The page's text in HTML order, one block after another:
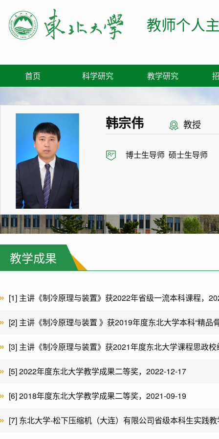
教师个人
首页 科学研究 教学研究
韩宗伟 教授
博士生导师 硕士生导师
教学成果
[1] 主讲《制冷原理与装置》获2022年省级一流本科课程，
[2] 主讲《制冷原理与装置 》获2019年度东北大学本科“精品
[3] 主讲《制冷原理与装置》获2021年度东北大学课程思政
[5] 2022年度东北大学教学成果二等奖，2022-12-17
[6] 2018年度东北大学教学成果二等奖，2021-09-19
[7] 东北大学-松下压缩机（大连）有限公司省级本科生实践